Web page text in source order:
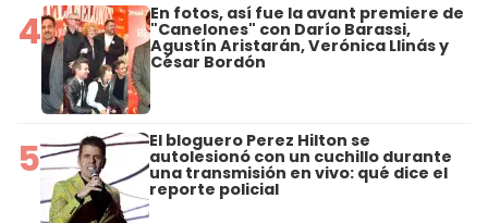
4 En fotos, así fue la avant premiere de
"Canelones" con Darío Barassi,
Agustín Aristarán, Verónica Llinás y
César Bordón
5 El bloguero Perez Hilton se
autolesionó con un cuchillo durante
una transmisión en vivo: qué dice el
reporte policial